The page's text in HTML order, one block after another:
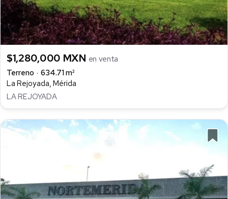
$1,280,000 MXN en venta
Terreno
634.71 m²
La Rejoyada, Mérida
LA REJOYADA